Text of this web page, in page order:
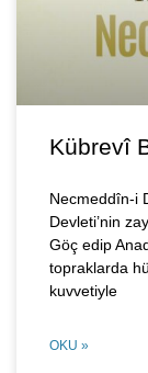
Kübrevî
Necmeddîn-i
Devleti’nin
Göç edip
topraklarda
kuvvetiyle
OKU »